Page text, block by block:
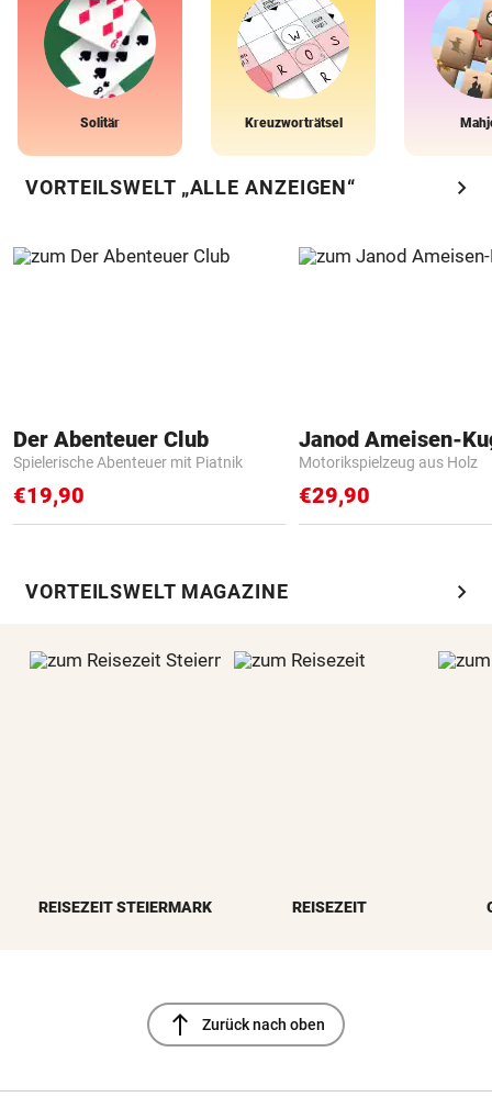
Solitär Kreuzworträtsel
VORTEILSWELT „ALLE ANZEIGEN“ chevron_right
Der Abenteuer Club
Spielerische Abenteuer mit Piatnik
€19,90
Janod Ameisen-
Motorikspielzeug aus Holz
€29,90
VORTEILSWELT MAGAZINE chevron_right
REISEZEIT STEIERMARK REISEZEIT
north Zurück nach oben